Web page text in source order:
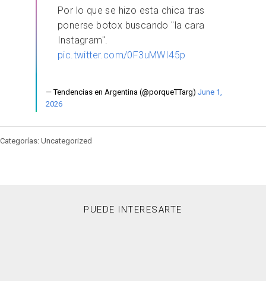
Por lo que se hizo esta chica tras
ponerse botox buscando "la cara
Instagram".
pic.twitter.com/0F3uMWI45p
— Tendencias en Argentina (@porqueTTarg) June 1,
2026
Categorías: Uncategorized
PUEDE INTERESARTE